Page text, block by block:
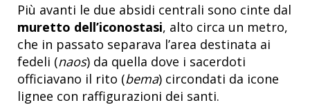
Più avanti le due absidi centrali sono cinte dal
muretto dell’iconostasi, alto circa un metro,
che in passato separava l’area destinata ai
fedeli (naos) da quella dove i sacerdoti
officiavano il rito (bema) circondati da icone
lignee con raffigurazioni dei santi.